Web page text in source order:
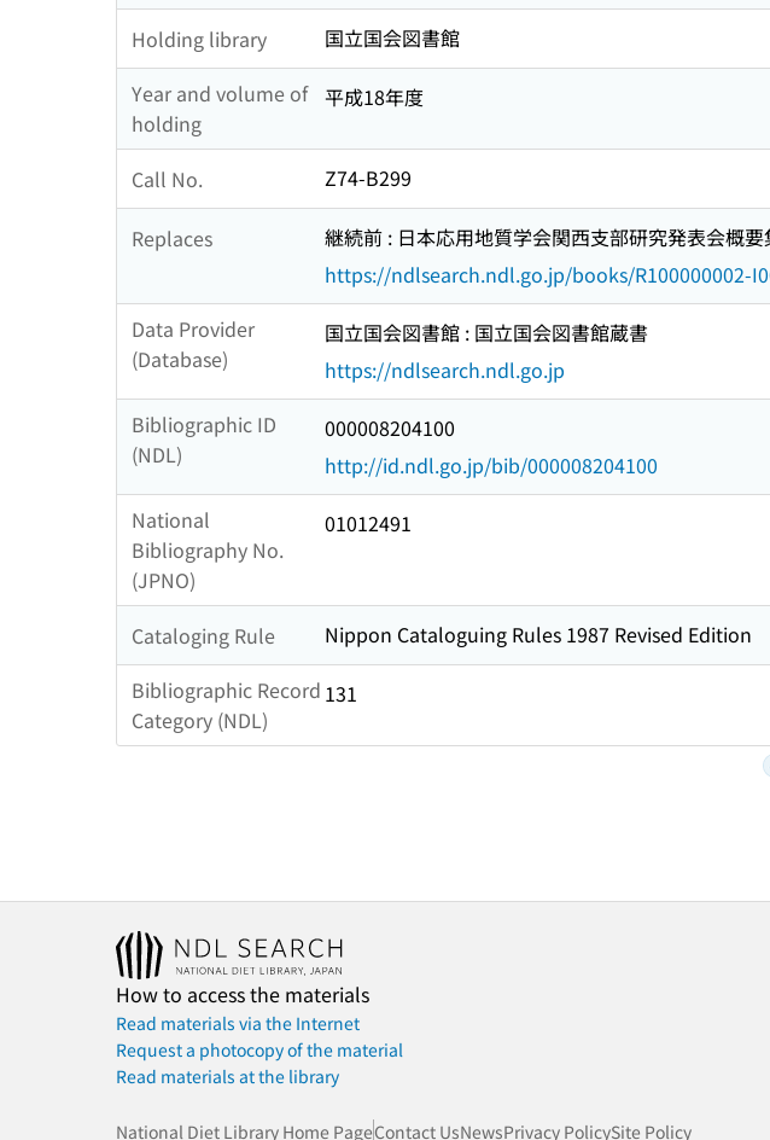
Holding library
国立国会図書館
Year and volume of
holding
平成18年度
Call No. Z74-B299
Replaces
継続前 : 日本応用地質学会関西支部研究発表会概要
https://ndlsearch.ndl.go.jp/books/R100000002-
Data Provider
(Database)
国立国会図書館 : 国立国会図書館蔵書
https://ndlsearch.ndl.go.jp
Bibliographic ID
(NDL)
000008204100
http://id.ndl.go.jp/bib/000008204100
National
Bibliography No.
(JPNO)
01012491
Cataloging Rule
Nippon Cataloguing Rules 1987 Revised Edition
Bibliographic Record
Category (NDL)
131
How to access the materials
Read materials via the Internet
Request a photocopy of the material
Read materials at the library
National Diet Library Home PageContact UsNewsPrivacy PolicySite Policy